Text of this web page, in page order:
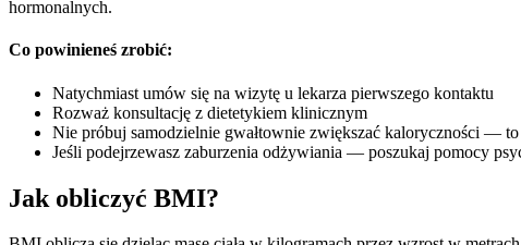
hormonalnych.
Co powinieneś zrobić:
Natychmiast umów się na wizytę u lekarza pierwszego kontaktu
Rozważ konsultację z dietetykiem klinicznym
Nie próbuj samodzielnie gwałtownie zwiększać kaloryczności —
Jeśli podejrzewasz zaburzenia odżywiania — poszukaj pomocy
Jak obliczyć BMI?